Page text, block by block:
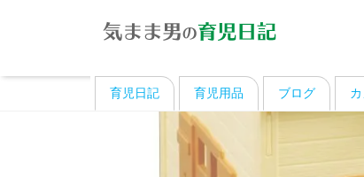
育児日記 育児用品 ブログ